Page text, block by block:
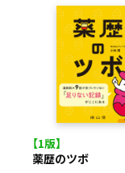
【1版】
薬歴のツボ